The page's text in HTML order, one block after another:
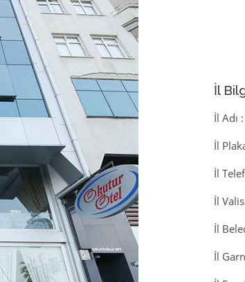
İl
İl Adı
İl
İl
İl
İl
İl